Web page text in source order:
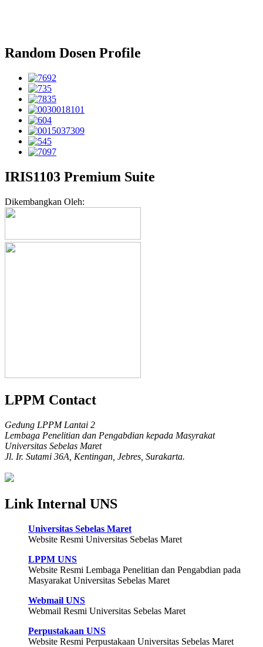
Random Dosen Profile
IRIS1103 Premium Suite
Dikembangkan Oleh:
LPPM Contact
Gedung LPPM Lantai 2
Lembaga Penelitian dan Pengabdian kepada Masyrakat
Universitas Sebelas Maret
Jl. Ir. Sutami 36A, Kentingan, Jebres, Surakarta.
Link Internal UNS
Universitas Sebelas Maret
Website Resmi Universitas Sebelas Maret
LPPM UNS
Website Resmi Lembaga Penelitian dan Pengabdian pada
Masyarakat Universitas Sebelas Maret
Webmail UNS
Webmail Resmi Universitas Sebelas Maret
Perpustakaan UNS
Website Resmi Perpustakaan Universitas Sebelas Maret